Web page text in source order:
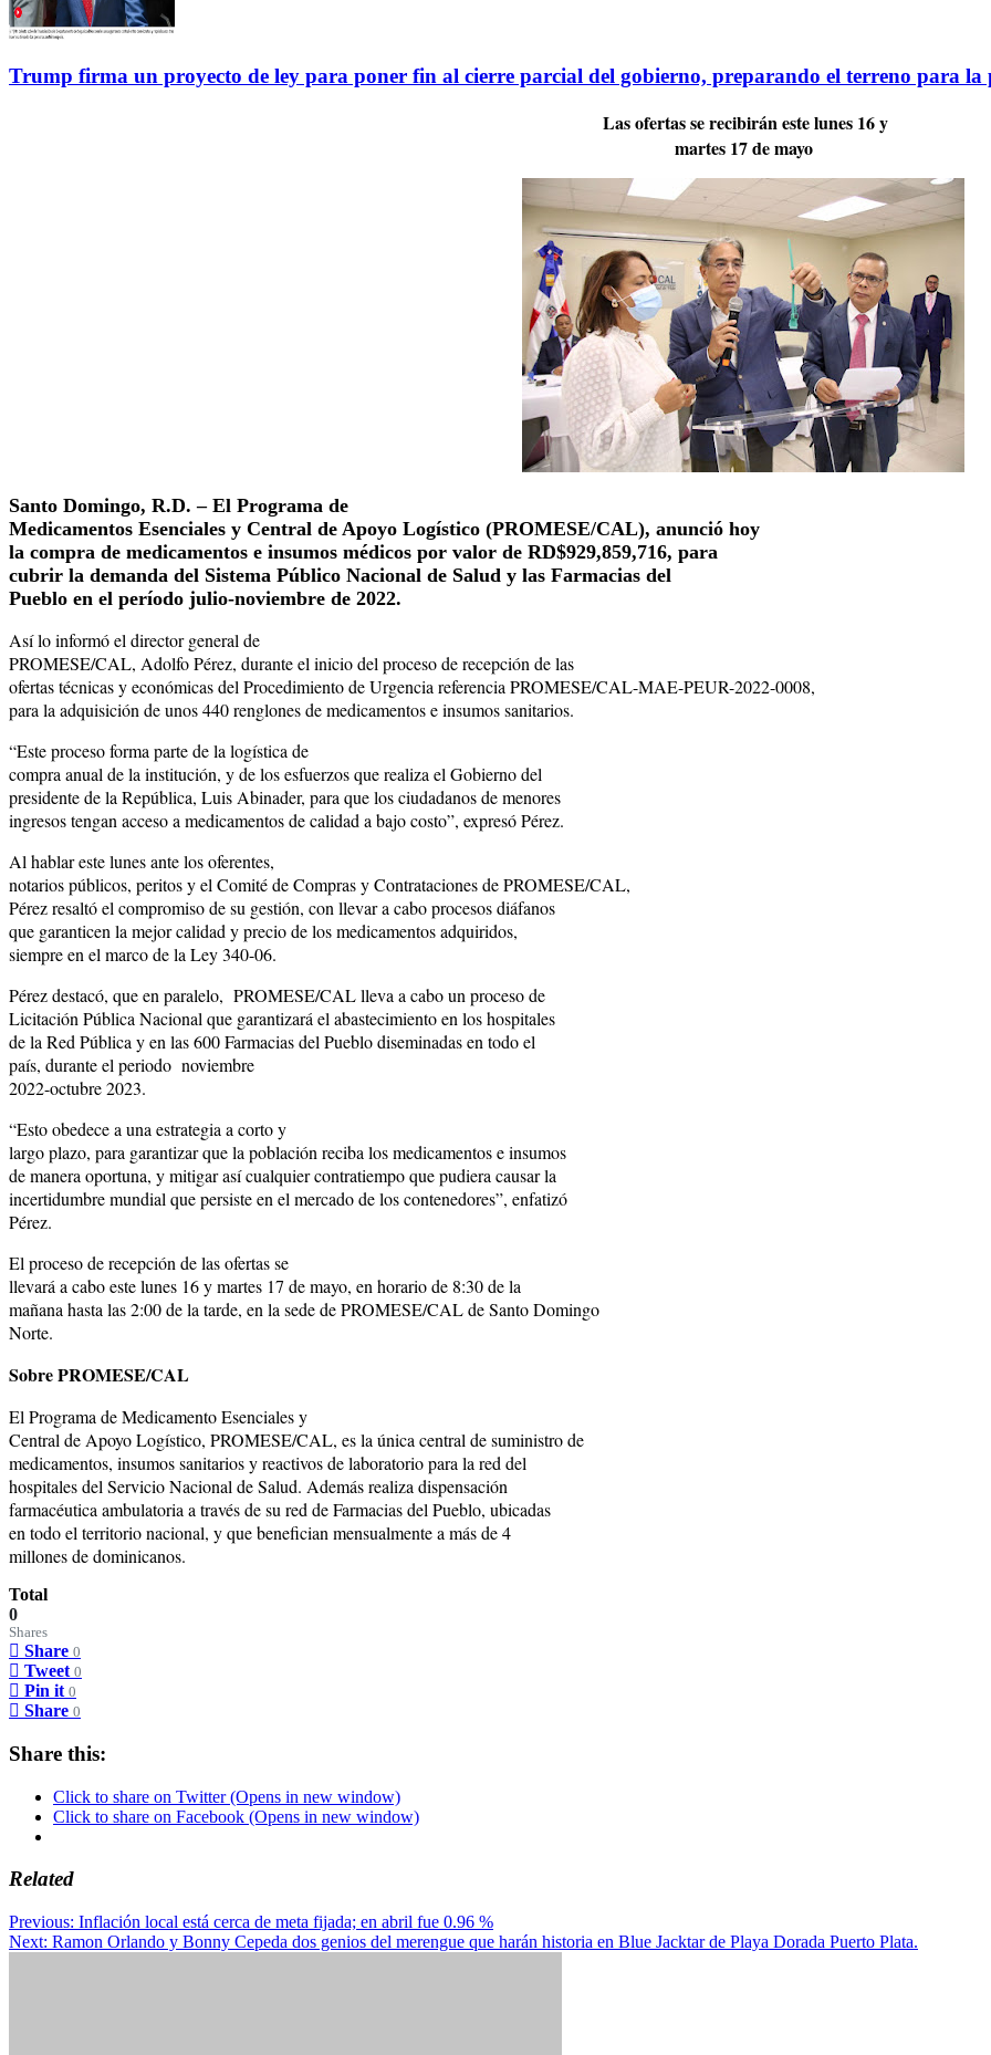
Trump firma un proyecto de ley para poner fin al cierre parcial del gobierno, preparando el terreno para
Las ofertas se recibirán este lunes 16 y
martes 17 de mayo
Santo Domingo, R.D. – El Programa de
Medicamentos Esenciales y Central de Apoyo Logístico (PROMESE/CAL), anunció hoy
la compra de medicamentos e insumos médicos por valor de RD$929,859,716, para
cubrir la demanda del Sistema Público Nacional de Salud y las Farmacias del
Pueblo en el período julio-noviembre de 2022.
Así lo informó el director general de
PROMESE/CAL, Adolfo Pérez, durante el inicio del proceso de recepción de las
ofertas técnicas y económicas del Procedimiento de Urgencia referencia PROMESE/CAL-MAE-PEUR-2022-0008,
para la adquisición de unos 440 renglones de medicamentos e insumos sanitarios.
“Este proceso forma parte de la logística de
compra anual de la institución, y de los esfuerzos que realiza el Gobierno del
presidente de la República, Luis Abinader, para que los ciudadanos de menores
ingresos tengan acceso a medicamentos de calidad a bajo costo”, expresó Pérez.
Al hablar este lunes ante los oferentes,
notarios públicos, peritos y el Comité de Compras y Contrataciones de PROMESE/CAL,
Pérez resaltó el compromiso de su gestión, con llevar a cabo procesos diáfanos
que garanticen la mejor calidad y precio de los medicamentos adquiridos,
siempre en el marco de la Ley 340-06.
Pérez destacó, que en paralelo, PROMESE/CAL lleva a cabo un proceso de
Licitación Pública Nacional que garantizará el abastecimiento en los hospitales
de la Red Pública y en las 600 Farmacias del Pueblo diseminadas en todo el
país, durante el periodo noviembre
2022-octubre 2023.
“Esto obedece a una estrategia a corto y
largo plazo, para garantizar que la población reciba los medicamentos e insumos
de manera oportuna, y mitigar así cualquier contratiempo que pudiera causar la
incertidumbre mundial que persiste en el mercado de los contenedores”, enfatizó
Pérez.
El proceso de recepción de las ofertas se
llevará a cabo este lunes 16 y martes 17 de mayo, en horario de 8:30 de la
mañana hasta las 2:00 de la tarde, en la sede de PROMESE/CAL de Santo Domingo
Norte.
Sobre PROMESE/CAL
El Programa de Medicamento Esenciales y
Central de Apoyo Logístico, PROMESE/CAL, es la única central de suministro de
medicamentos, insumos sanitarios y reactivos de laboratorio para la red del
hospitales del Servicio Nacional de Salud. Además realiza dispensación
farmacéutica ambulatoria a través de su red de Farmacias del Pueblo, ubicadas
en todo el territorio nacional, y que benefician mensualmente a más de 4
millones de dominicanos.
Total
0
Shares
Share 0
Tweet 0
Pin it 0
Share 0
Share this:
Click to share on Twitter (Opens in new window)
Click to share on Facebook (Opens in new window)
Related
Post
navigation
Previous: Inflación local está cerca de meta fijada; en abril fue 0.96 %
Next: Ramon Orlando y Bonny Cepeda dos genios del merengue que harán historia en Blue Jacktar de Playa Dorada Puerto Plata.